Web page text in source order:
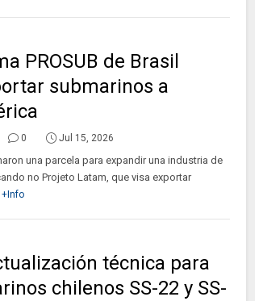
PROSUB de Brasil
submarinos a
0 Jul 15, 2026
una parcela para expandir una industria de
no Projeto Latam, que visa exportar
+Info
técnica para
chilenos SS-22 y SS-